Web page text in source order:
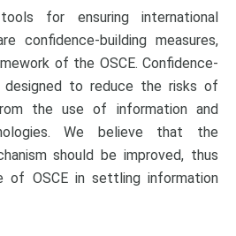
for ensuring international
confidence-building measures,
of the OSCE. Confidence-
designed to reduce the risks of
the use of information and
We believe that the
should be improved, thus
of OSCE in settling information